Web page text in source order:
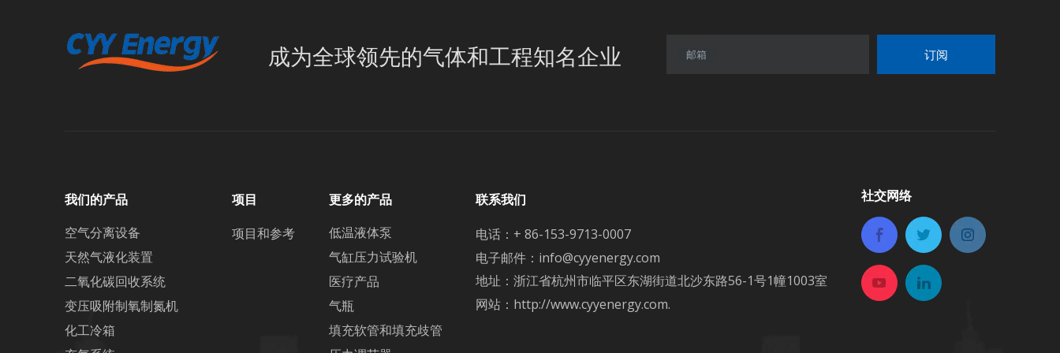
成为全球领先的气体和工程知名企业 邮箱 订阅
我们的产品
空气分离设备
天然气液化装置
二氧化碳回收系统
变压吸附制氧制氮机
化工冷箱
项目
项目和参考
更多的产品
低温液体泵
气缸压力试验机
医疗产品
气瓶
填充软管和填充歧管
联系我们
电话：+ 86-153-9713-0007
电子邮件： info@cyyenergy.com
地址：浙江省杭州市临平区东湖街道北沙东路56-1号1幢1003室
网站： http://www.cyyenergy.com.
社交网络